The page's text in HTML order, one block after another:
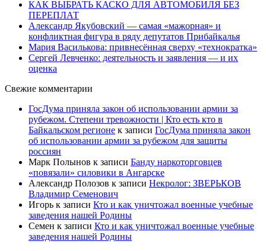
КАК ВЫБРАТЬ КАСКО ДЛЯ АВТОМОБИЛЯ БЕЗ
ПЕРЕПЛАТ
Александр Якубовский — самая «мажорная» и
конфликтная фигура в ряду депутатов Прибайкалья
Мария Василькова: привнесённая сверху «технократка»
Сергей Левченко: деятельность и заявления — и их
оценка
Свежие комментарии
ГосДума приняла закон об использовании армии за
рубежом. Степени тревожности | Кто есть кто в
Байкальском регионе к записи ГосДума приняла закон
об использовании армии за рубежом для защиты
россиян
Марк Полынов к записи Банду наркоторговцев
«повязали» силовики в Ангарске
Александр Полозов к записи Некролог: ЗВЕРЬКОВ
Владимир Семенович
Игорь к записи Кто и как уничтожал военные учебные
заведения нашей Родины
Семен к записи Кто и как уничтожал военные учебные
заведения нашей Родины